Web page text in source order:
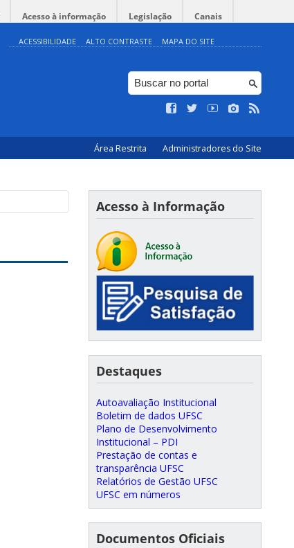
Acesso à informação Legislação Canais
ACESSIBILIDADE ALTO CONTRASTE MAPA DO SITE
Área Restrita Administradores do Site
Acesso à Informação
Destaques
Autoavaliação Institucional
Boletim de dados UFSC
Plano de Desenvolvimento
Institucional – PDI
Prestação de contas e
transparência UFSC
Relatórios de Gestão UFSC
UFSC em números
Documentos Oficiais